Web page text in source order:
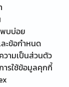
บบ่อย
ละข้อกำหนด
วามเป็นส่วนตัว
ารใช้ข้อมูลคุกกี้